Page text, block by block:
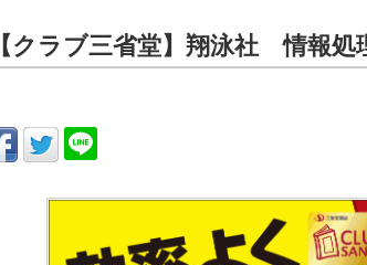
【クラブ三省堂】翔泳社 情報